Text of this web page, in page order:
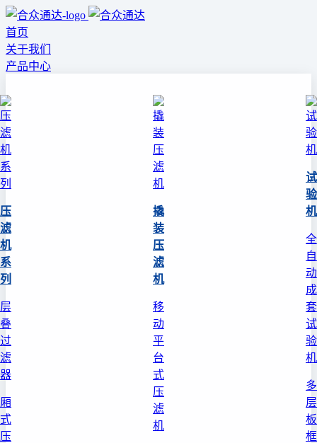
首页
关于我们
产品中心
压
滤
机
系
列
层
叠
过
滤
器
厢
式
压
撬
装
压
滤
机
移
动
平
台
式
压
滤
机
试
验
机
全
自
动
成
套
试
验
机
多
层
板
框